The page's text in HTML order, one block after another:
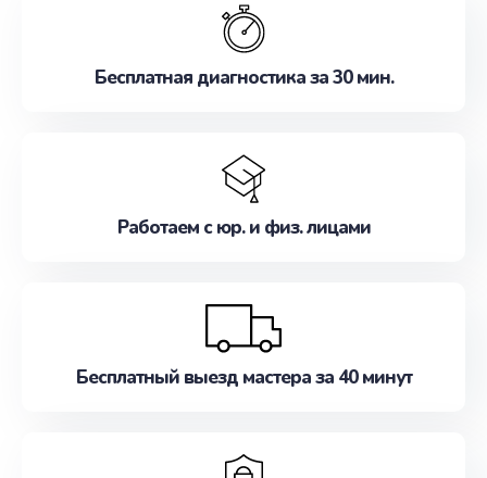
наилучшим образом. Не медлите записаться на
Бесплатная диагностика за 30 мин.
Работаем с юр. и физ. лицами
Бесплатный выезд мастера за 40 минут